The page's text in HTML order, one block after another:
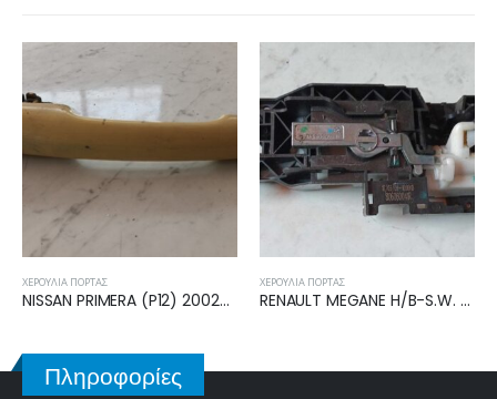
ΧΕΡΟΎΛΙΑ ΠΌΡΤΑΣ
RENAULT MEGANE H/B-S.W. 2008-2014 ΧΕΡΟΥΛΙ ΕΣΩΤΕΡΙΚΟ ΕΜΠΡΟΣ ΔΕΞΙΟ 806060041R
ΧΕΡΟΎΛΙΑ ΠΌΡΤΑΣ
HYUNDAI i10 2007-2010, 2010-2013 ΧΕΡΟΥΛΙ ΕΜΠΡΟΣ ΑΡΙΣΤΕΡΟ ΕΞΩΤΕΡΙΚΟ 82650-0X050
Πληροφορίες